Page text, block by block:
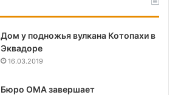
Дом у подножья вулкана Котопахи в
Эквадоре
16.03.2019
Бюро OMA завершает